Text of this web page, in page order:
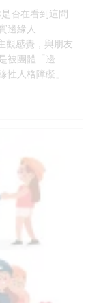
否在看到這問
邊緣人
觀感覺，與朋友
被團體「邊
人格障礙」